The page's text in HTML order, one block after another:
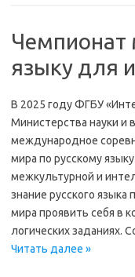
Чемпионат
языку для
В 2025 году ФГБУ
Министерства науки и
международное
мира по русскому
межкультурной и
знание русского
мира проявить себя в
логических заданиях.
Читать далее »